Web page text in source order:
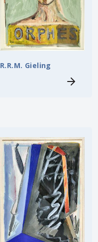
R.R.M. Gieling